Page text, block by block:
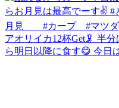
アオリイカ12杯Get🦑 半
ら明日以降に食す😋 今日